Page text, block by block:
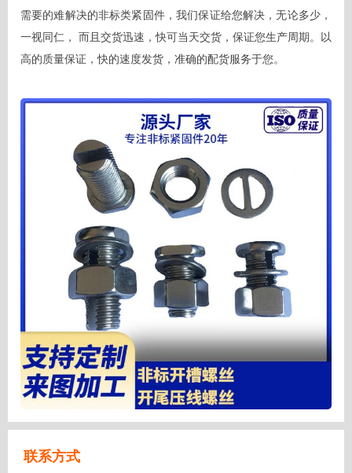
需要的难解决的非标类紧固件，我们保证给您解决，无论多少，
一视同仁， 而且交货迅速，快可当天交货，保证您生产周期。以
高的质量保证，快的速度发货，准确的配货服务于您。
联系方式